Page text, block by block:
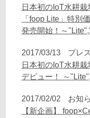
日本初のIoT水耕
「foop Lite」特別
発売開始！～
2017/03/13
プレ
日本初のIoT水耕
デビュー！ ～
2017/02/02
お知
【新企画】